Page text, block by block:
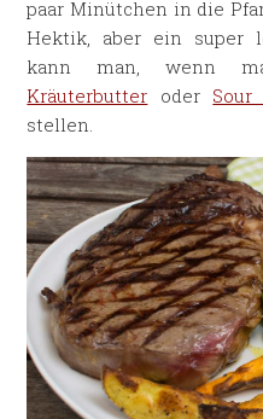
paar Minütchen in die
Hektik, aber ein super
kann man, wenn
Kräuterbutter oder Sour
stellen.